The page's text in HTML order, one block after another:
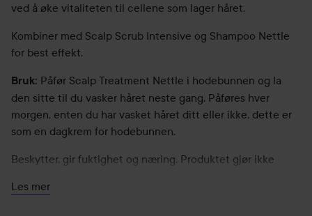
ved å øke vitaliteten til cellene som lager håret.
Kombiner med Scalp Scrub Intensive og Shampoo Nettle
for best effekt.
Bruk: Påfør Scalp Treatment Nettle i hodebunnen og la
den sitte til du vasker håret neste gang. Påføres hver
morgen, enten du har vasket håret ditt eller ikke, dette er
som en dagkrem for hodebunnen.
Beskytter, gir fuktighet og næring. Produktet gjør ikke
uansett om du har stylet håret eller ikke.
Les mer